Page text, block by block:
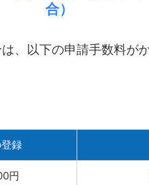
合）
、以下の申請手数料が
録
円